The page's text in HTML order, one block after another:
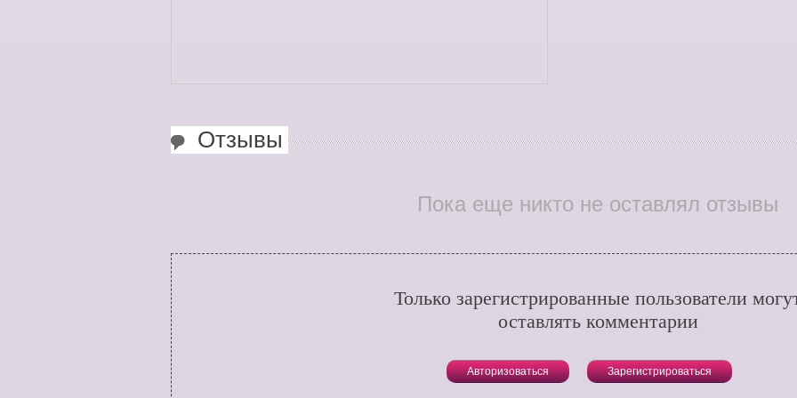
Отзывы
Пока еще никто не оставлял отзывы
Только зарегистрированные пользователи
оставлять комментарии
Авторизоваться Зарегистрироваться